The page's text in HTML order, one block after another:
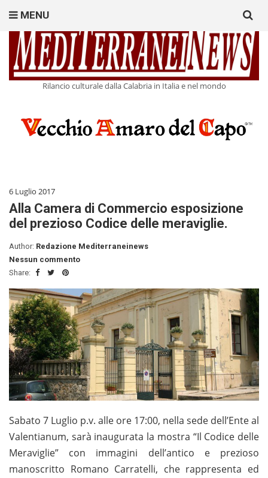
Rilancio culturale dalla Calabria in Italia e nel mondo
MENU
for:
6 Luglio 2017
Alla Camera di Commercio esposizione
del prezioso Codice delle meraviglie.
Author: Redazione Mediterraneinews
Nessun commento
Share:
Sabato 7 Luglio p.v. alle ore 17:00, nella sede dell’Ente al
Valentianum, sarà inaugurata la mostra “Il Codice delle
Meraviglie” con immagini dell’antico e prezioso
manoscritto Romano Carratelli, che rappresenta ed